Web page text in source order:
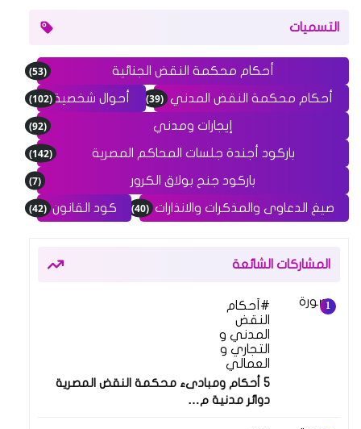
التسميات
أحكام محكمة النقض الجنائية (53)
أحكام محكمة النقض المدني (39) أحوال شخصية(102)
إيجارات ومدني (92)
باركود أجندة جلسات المحاكم المصرية (142)
باركود جنح بولاق الكرور (7)
صيغ الدعاوى والمذكرات والانذارات (40) كود القانون (42)
المشاركات الشائعة
أحكام
النقض
المدني و
التجاري و
العمالي
5 أحكام ومبادىء محكمة النقض المصرية
دوائر مدنية م…